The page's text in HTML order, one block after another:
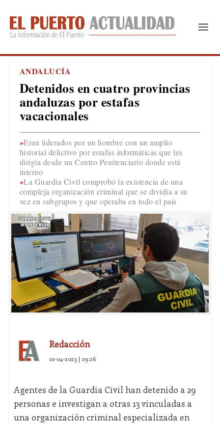
ANDALUCÍA
Detenidos en cuatro provincias
andaluzas por estafas
vacacionales
Eran liderados por un hombre con un amplio
historial delictivo por estafas informáticas que les
dirigía desde un Centro Penitenciario donde está
interno
La Guardia Civil comprobó la existencia de una
compleja organización criminal que se dividía a su
vez en subgrupos y que operaba en todo el país
Redacción
01-04-2023 | 09:26
Agentes de la Guardia Civil han detenido a 29
personas e investigan a otras 13 vinculadas a
una organización criminal especializada en